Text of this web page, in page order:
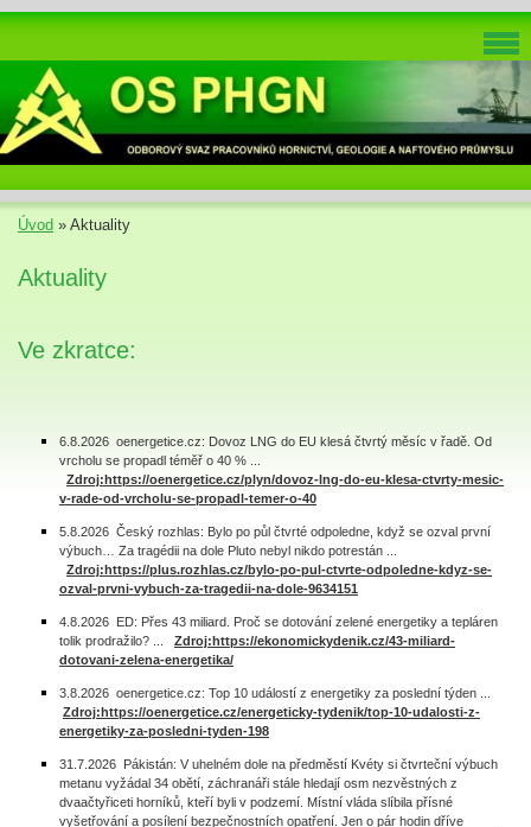
Úvod » Aktuality
Aktuality
Ve zkratce:
6.8.2026 oenergetice.cz: Dovoz LNG do EU klesá čtvrtý měsíc v řadě. Od
vrcholu se propadl téměř o 40 % ...
Zdroj:https://oenergetice.cz/plyn/dovoz-lng-do-eu-klesa-ctvrty-mesic-
v-rade-od-vrcholu-se-propadl-temer-o-40
5.8.2026 Český rozhlas: Bylo po půl čtvrté odpoledne, když se ozval první
výbuch… Za tragédii na dole Pluto nebyl nikdo potrestán ...
Zdroj:https://plus.rozhlas.cz/bylo-po-pul-ctvrte-odpoledne-kdyz-se-
ozval-prvni-vybuch-za-tragedii-na-dole-9634151
4.8.2026 ED: Přes 43 miliard. Proč se dotování zelené energetiky a tepláren
tolik prodražilo? ... Zdroj:https://ekonomickydenik.cz/43-miliard-
dotovani-zelena-energetika/
3.8.2026 oenergetice.cz: Top 10 událostí z energetiky za poslední týden ...
Zdroj:https://oenergetice.cz/energeticky-tydenik/top-10-udalosti-z-
energetiky-za-posledni-tyden-198
31.7.2026 Pákistán: V uhelném dole na předměstí Kvéty si čtvrteční výbuch
metanu vyžádal 34 obětí, záchranáři stále hledají osm nezvěstných z
dvaačtyřiceti horníků, kteří byli v podzemí. Místní vláda slíbila přísné
vyšetřování a posílení bezpečnostních opatření. Jen o pár hodin dříve